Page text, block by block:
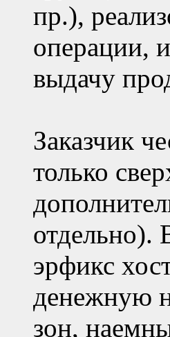
пр.),
операции,
выдачу
Заказчик
только
отдельно).
эрфикс
денежную
зон,